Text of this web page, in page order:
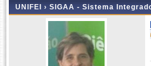
UNIFEI › SIGAA - Sistema